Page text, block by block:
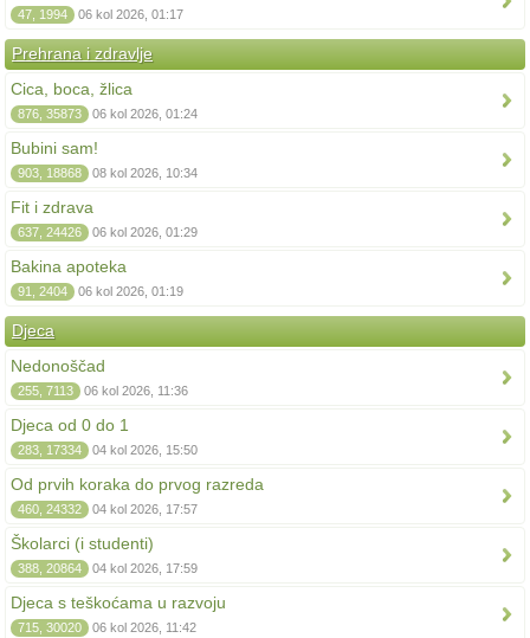
47, 1994 06 kol 2026, 01:17
Prehrana i zdravlje
Cica, boca, žlica
876, 35873 06 kol 2026, 01:24
Bubini sam!
903, 18868 08 kol 2026, 10:34
Fit i zdrava
637, 24426 06 kol 2026, 01:29
Bakina apoteka
91, 2404 06 kol 2026, 01:19
Djeca
Nedonoščad
255, 7113 06 kol 2026, 11:36
Djeca od 0 do 1
283, 17334 04 kol 2026, 15:50
Od prvih koraka do prvog razreda
460, 24332 04 kol 2026, 17:57
Školarci (i studenti)
388, 20864 04 kol 2026, 17:59
Djeca s teškoćama u razvoju
715, 30020 06 kol 2026, 11:42